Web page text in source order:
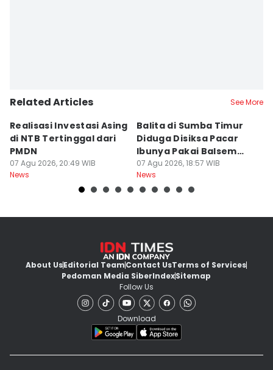
Related Articles See More
Realisasi Investasi Asing
di NTB Tertinggal dari
PMDN
07 Agu 2026, 20:49 WIB
News
Balita di Sumba Timur
Diduga Disiksa Pacar
Ibunya Pakai Balsem
dan Cabai
07 Agu 2026, 18:57 WIB
News
About UsEditorial TeamContact UsTerms of Services
Pedoman Media SiberIndexSitemap
Follow Us
Download